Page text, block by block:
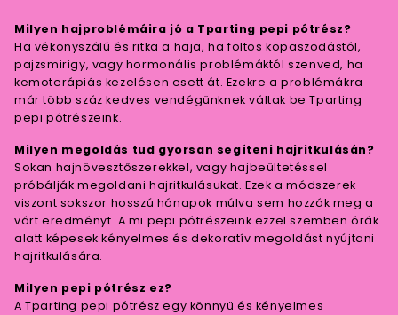
Milyen hajproblémáira jó a Tparting pepi pótrész?
Ha vékonyszálú és ritka a haja, ha foltos kopaszodástól,
pajzsmirigy, vagy hormonális problémáktól szenved, ha
kemoterápiás kezelésen esett át. Ezekre a problémákra
már több száz kedves vendégünknek váltak be Tparting
pepi pótrészeink.
Milyen megoldás tud gyorsan segíteni hajritkulásán?
Sokan hajnövesztőszerekkel, vagy hajbeültetéssel
próbálják megoldani hajritkulásukat. Ezek a módszerek
viszont sokszor hosszú hónapok múlva sem hozzák meg a
várt eredményt. A mi pepi pótrészeink ezzel szemben órák
alatt képesek kényelmes és dekoratív megoldást nyújtani
hajritkulására.
Milyen pepi pótrész ez?
A Tparting pepi pótrész egy könnyű és kényelmes